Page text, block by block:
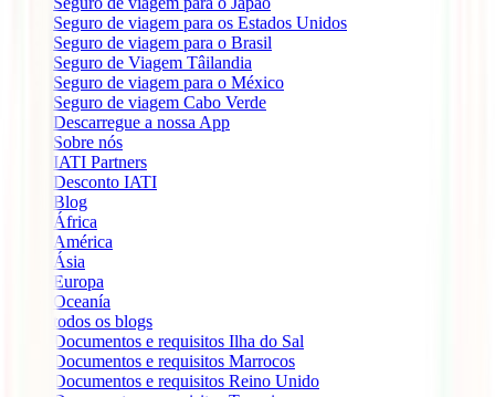
Seguro de viagem para os Estados Unidos
Seguro de viagem para o Brasil
Seguro de Viagem Tâilandia
Seguro de viagem para o México
Seguro de viagem Cabo Verde
Descarregue a nossa App
Sobre nós
IATI Partners
Desconto IATI
Blog
África
América
Ásia
Europa
Oceanía
todos os blogs
Documentos e requisitos Ilha do Sal
Documentos e requisitos Marrocos
Documentos e requisitos Reino Unido